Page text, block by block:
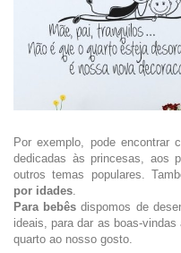
Por exemplo, pode encontrar
dedicadas às princesas, aos
outros temas populares.
por idades
Para bebês dispomos de
ideais, para dar as boas-
quarto ao nosso gosto.